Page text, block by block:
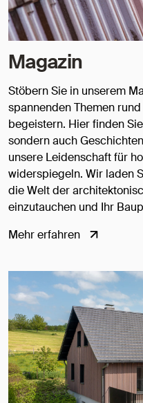
Magazin
Stöbern Sie in unserem
spannenden Themen
begeistern. Hier finden
sondern auch
unsere Leidenschaft für
widerspiegeln. Wir laden
die Welt der
einzutauchen und Ihr
Mehr erfahren